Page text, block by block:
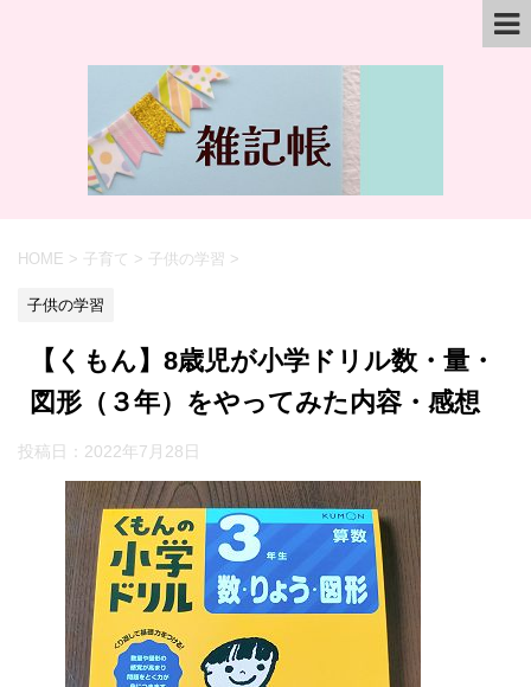
HOME > 子育て > 子供の学習 >
子供の学習
【くもん】8歳児が小学ドリル数・量・
図形（３年）をやってみた内容・感想
投稿日： 2022年7月28日